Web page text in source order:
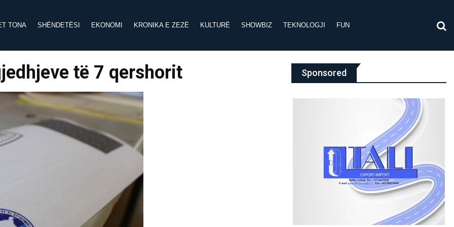
TONA SHËNDETËSI EKONOMI KRONIKA E ZEZË KULTURË SHOWBIZ TEKNOLOGJI FUN
të 7 qershorit Sponsored